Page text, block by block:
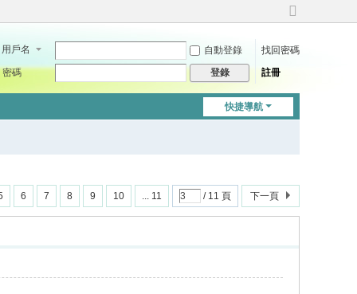
切
到
用戶名 自動登錄
找回密碼
密碼
登錄 註冊
快捷導航
6 7 8 9 10 ... 11 / 11 頁 下一頁